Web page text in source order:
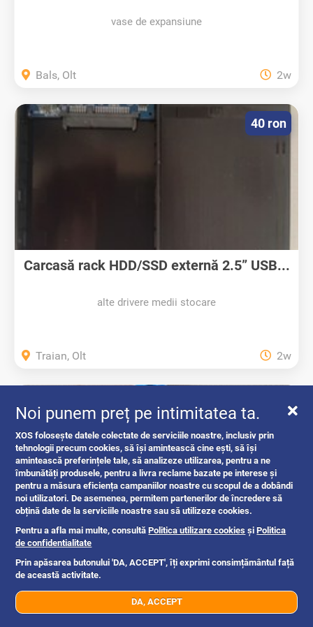
07xx xxx xxx Trimite mesaj
vase de expansiune
Bals, Olt 2w
Carcasă rack HDD/SSD externă 2.5” USB...
alte drivere medii stocare
40 ron
Traian, Olt 2w
Kit complet 2,3,4 butelii 80 Litri...
1.700 ron
Noi punem preț pe intimitatea ta.
XOS folosește datele colectate de serviciile noastre, inclusiv prin
tehnologii precum cookies, să își amintească cine ești, să își
amintească preferințele tale, să analizeze utilizarea, pentru a ne
îmbunătăți produsele, pentru a livra reclame bazate pe interese și
pentru a măsura eficiența campaniilor noastre cu scopul de a dobândi
noi utilizatori. De asemenea, permitem partenerilor de încredere să
obțină date de la serviciile noastre sau să utilizeze cookies.
Pentru a afla mai multe, consultăPolitica utilizare cookies șiPolitica
de confidentialitate
Prin apăsarea butonului 'DA, ACCEPT', îți exprimi consimțământul față
de această activitate.
DA, ACCEPT